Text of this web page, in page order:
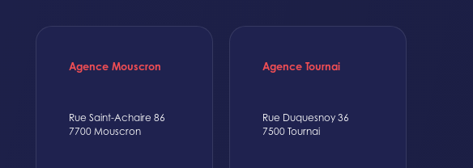
Agence Mouscron
Rue Saint-Achaire 86
7700 Mouscron
Agence Tournai
Rue Duquesnoy 36
7500 Tournai